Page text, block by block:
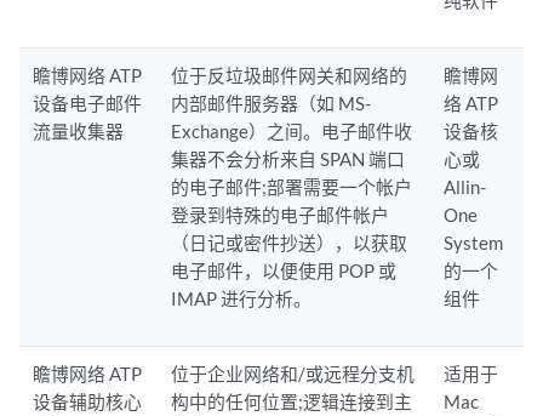
瞻博网络 ATP
设备电子邮件
流量收集器
位于反垃圾邮件网关和网络的
内部邮件服务器（如 MS-
Exchange）之间。电子邮件收
集器不会分析来自 SPAN 端口
的电子邮件;部署需要一个帐户
登录到特殊的电子邮件帐户
（日记或密件抄送），以获取
电子邮件，以便使用 POP 或
IMAP 进行分析。
瞻博网
络 ATP
设备核
心或
Allin-
One
System
的一个
组件
瞻博网络 ATP
设备辅助核心
位于企业网络和/或远程分支机
构中的任何位置;逻辑连接到主
适用于
Mac